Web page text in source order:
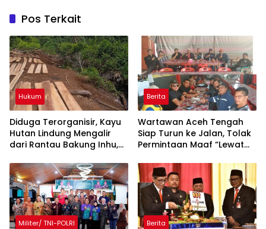
Pos Terkait
Hukum
Diduga Terorganisir, Kayu
Hutan Lindung Mengalir
dari Rantau Bakung Inhu,
Berita
Wartawan Aceh Tengah
Siap Turun ke Jalan, Tolak
Permintaan Maaf “Lewat
Militer/ TNI-POLRI Berita